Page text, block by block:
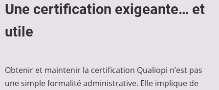
Une certification exigeante… et
utile
Obtenir et maintenir la certification Qualiopi n’est pas
une simple formalité administrative. Elle implique de